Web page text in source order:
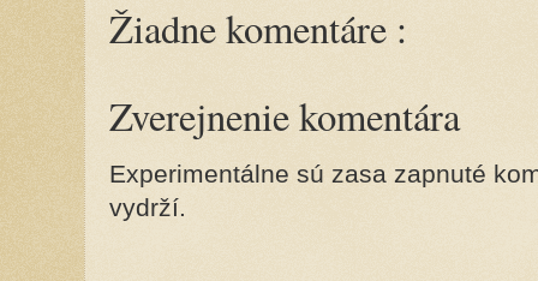
Žiadne komentáre :
Zverejnenie komentára
Experimentálne sú zasa zapnuté
vydrží.